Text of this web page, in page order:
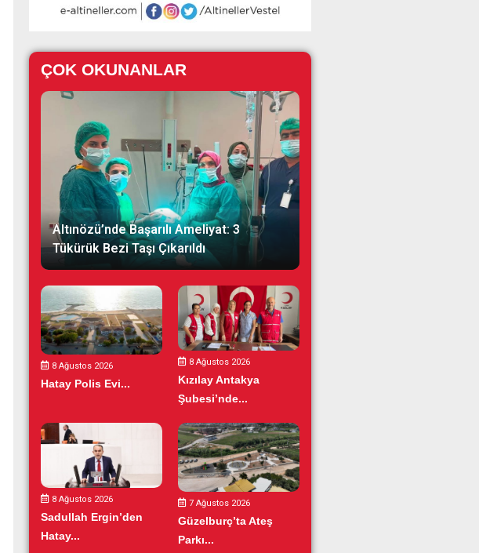
ÇOK OKUNANLAR
Altınözü’nde Başarılı Ameliyat: 3
Tükürük Bezi Taşı Çıkarıldı
8 Ağustos 2026
Hatay Polis Evi...
8 Ağustos 2026
Kızılay Antakya
Şubesi’nde...
8 Ağustos 2026
Sadullah Ergin’den
Hatay...
7 Ağustos 2026
Güzelburç’ta Ateş
Parkı...